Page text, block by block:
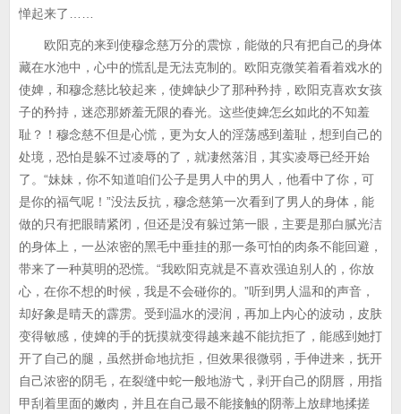
惮起来了……
欧阳克的来到使穆念慈万分的震惊，能做的只有把自己的身体
藏在水池中，心中的慌乱是无法克制的。欧阳克微笑着看着戏水的
使婢，和穆念慈比较起来，使婢缺少了那种矜持，欧阳克喜欢女孩
子的矜持，迷恋那娇羞无限的春光。这些使婢怎幺如此的不知羞
耻？！穆念慈不但是心慌，更为女人的淫荡感到羞耻，想到自己的
处境，恐怕是躲不过凌辱的了，就凄然落泪，其实凌辱已经开始
了。“妹妹，你不知道咱们公子是男人中的男人，他看中了你，可
是你的福气呢！”没法反抗，穆念慈第一次看到了男人的身体，能
做的只有把眼睛紧闭，但还是没有躲过第一眼，主要是那白腻光洁
的身体上，一丛浓密的黑毛中垂挂的那一条可怕的肉条不能回避，
带来了一种莫明的恐慌。“我欧阳克就是不喜欢强迫别人的，你放
心，在你不想的时候，我是不会碰你的。”听到男人温和的声音，
却好象是晴天的霹雳。受到温水的浸润，再加上内心的波动，皮肤
变得敏感，使婢的手的抚摸就变得越来越不能抗拒了，能感到她打
开了自己的腿，虽然拼命地抗拒，但效果很微弱，手伸进来，抚开
自己浓密的阴毛，在裂缝中蛇一般地游弋，剥开自己的阴唇，用指
甲刮着里面的嫩肉，并且在自己最不能接触的阴蒂上放肆地揉搓